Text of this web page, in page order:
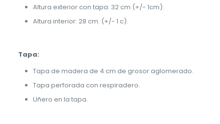
Altura exterior con tapa: 32 cm (+/- 1cm).
Altura interior: 28 cm. (+/- 1 c).
Tapa:
Tapa de madera de 4 cm de grosor aglomerado.
Tapa perforada con respiradero.
Uñero en la tapa.